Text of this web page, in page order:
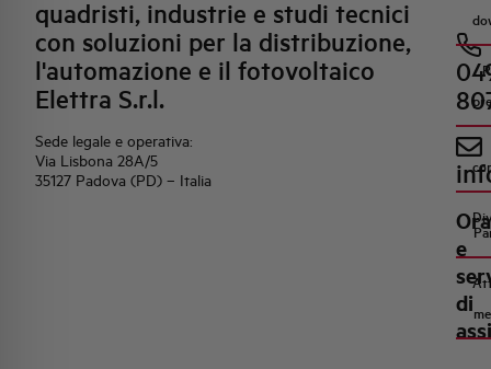
quadristi, industrie e studi tecnici
con soluzioni per la distribuzione,
l'automazione e il fotovoltaico
Elettra S.r.l.
Sede legale e operativa:
Via Lisbona 28A/5
35127 Padova (PD) – Italia
e
di